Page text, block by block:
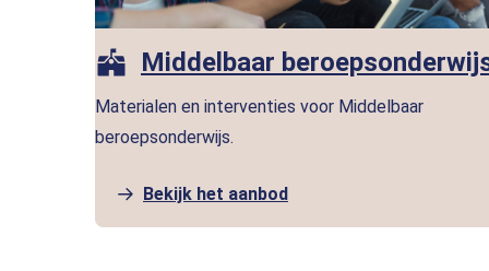
Middelbaar
Materialen en interventies voor Middelbaar
beroepsonderwijs.
Bekijk het aanbod